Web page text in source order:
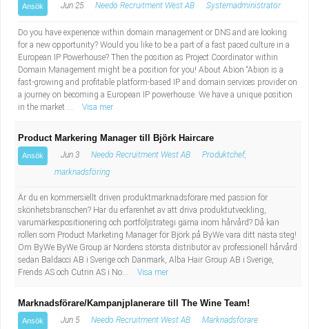
Ansök Jun 25 Needo Recruitment West AB Systemadministratör
Do you have experience within domain management or DNS and are looking
for a new opportunity? Would you like to be a part of a fast paced culture in a
European IP Powerhouse? Then the position as Project Coordinator within
Domain Management might be a position for you! About Abion “Abion is a
fast-growing and profitable platform-based IP and domain services provider on
a journey on becoming a European IP powerhouse. We have a unique position
in the market ...
Visa mer
Product Markering Manager till Björk Haircare
Ansök Jun 3 Needo Recruitment West AB
Produktchef,
marknadsföring
Är du en kommersiellt driven produktmarknadsförare med passion för
skönhetsbranschen? Har du erfarenhet av att driva produktutveckling,
varumärkespositionering och portföljstrategi gärna inom hårvård? Då kan
rollen som Product Marketing Manager för Björk på ByWe vara ditt nästa steg!
Om ByWe ByWe Group är Nordens största distributör av professionell hårvård
sedan Baldacci AB i Sverige och Danmark, Alba Hair Group AB i Sverige,
Frends AS och Cutrin AS i No...
Visa mer
Marknadsförare/Kampanjplanerare till The Wine Team!
Ansök Jun 5 Needo Recruitment West AB Marknadsförare